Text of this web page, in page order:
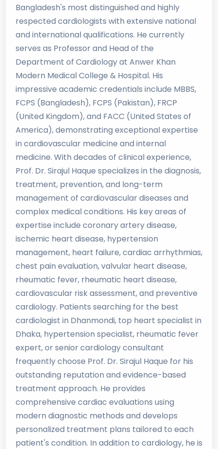
Bangladesh's most distinguished and highly
respected cardiologists with extensive national
and international qualifications. He currently
serves as Professor and Head of the
Department of Cardiology at Anwer Khan
Modern Medical College & Hospital. His
impressive academic credentials include MBBS,
FCPS (Bangladesh), FCPS (Pakistan), FRCP
(United Kingdom), and FACC (United States of
America), demonstrating exceptional expertise
in cardiovascular medicine and internal
medicine. With decades of clinical experience,
Prof. Dr. Sirajul Haque specializes in the diagnosis,
treatment, prevention, and long-term
management of cardiovascular diseases and
complex medical conditions. His key areas of
expertise include coronary artery disease,
ischemic heart disease, hypertension
management, heart failure, cardiac arrhythmias,
chest pain evaluation, valvular heart disease,
rheumatic fever, rheumatic heart disease,
cardiovascular risk assessment, and preventive
cardiology. Patients searching for the best
cardiologist in Dhanmondi, top heart specialist in
Dhaka, hypertension specialist, rheumatic fever
expert, or senior cardiology consultant
frequently choose Prof. Dr. Sirajul Haque for his
outstanding reputation and evidence-based
treatment approach. He provides
comprehensive cardiac evaluations using
modern diagnostic methods and develops
personalized treatment plans tailored to each
patient's condition. In addition to cardiology, he is